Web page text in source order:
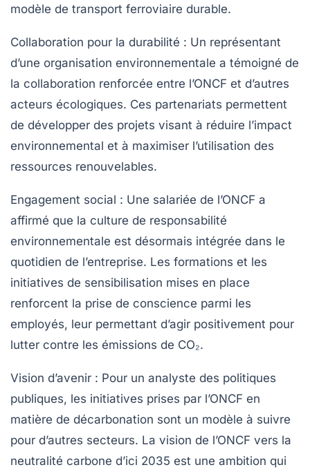
modèle de transport ferroviaire durable.
Collaboration pour la durabilité : Un représentant
d’une organisation environnementale a témoigné de
la collaboration renforcée entre l’ONCF et d’autres
acteurs écologiques. Ces partenariats permettent
de développer des projets visant à réduire l’impact
environnemental et à maximiser l’utilisation des
ressources renouvelables.
Engagement social : Une salariée de l’ONCF a
affirmé que la culture de responsabilité
environnementale est désormais intégrée dans le
quotidien de l’entreprise. Les formations et les
initiatives de sensibilisation mises en place
renforcent la prise de conscience parmi les
employés, leur permettant d’agir positivement pour
lutter contre les émissions de CO₂.
Vision d’avenir : Pour un analyste des politiques
publiques, les initiatives prises par l’ONCF en
matière de décarbonation sont un modèle à suivre
pour d’autres secteurs. La vision de l’ONCF vers la
neutralité carbone d’ici 2035 est une ambition qui